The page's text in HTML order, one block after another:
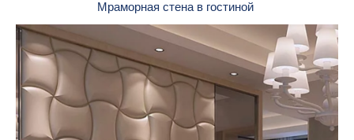
Мраморная стена в гостиной